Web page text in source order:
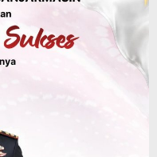
Berangkat ke
Dua